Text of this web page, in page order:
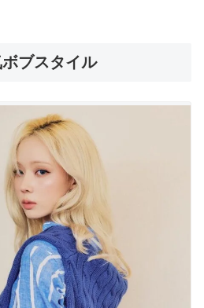
ブスタイル